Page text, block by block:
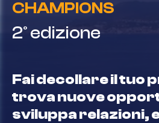
CHAMPIONS
2° edizione
Fai decollare il tuo
trova nuove
sviluppa relazioni,